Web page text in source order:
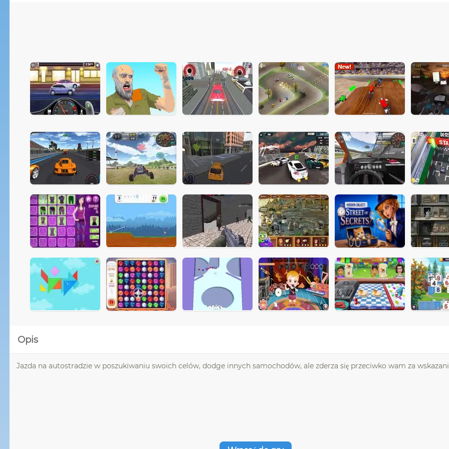
Opis
Jazda na autostradzie w poszukiwaniu swoich celów, dodge innych samochodów, ale zderza się przeciwko wam za